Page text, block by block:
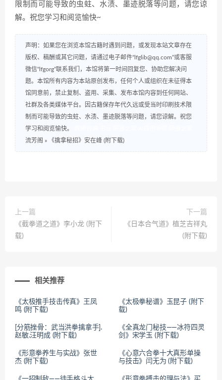
限制而可能导致的虫蛀、水渍、墨迹脱落等问题，请您谅
解。祝您学习和阅览愉快~
声明：如果您在浏览本馆古籍时遇到问题，或发现本站文章存在
版权、稿酬或其它问题，请通过电子邮件“lfglib@qq.com”或客服
微信“lfgorg”联系我们，本馆将第一时间回复您、协助您解决问
题。本馆所有内容为本站原创发布，任何个人或组织在未征得本
馆同意前，禁止复制、盗用、采集、发布本馆内容到任何网站、
社群及各类媒体平台。因古籍保存年代久远或受当时印刷技术限
制而可能导致的虫蛀、水渍、墨迹脱落等问题，请您谅解。祝您
学习和阅览愉快。
流芳阁 » 《擒拿秘招》安在峰 (附下载)
上一篇
《截拳道之道》李小龙 (附下
载)
下一篇
《日本合气道》植芝吉祥丸
(附下载)
相关推荐
《太极推手技击传真》王凤
鸣 (附下载)
《太极拳秘谱》玉昆子 (附下
载)
[分筋挫骨：武当洪拳擒拿手].
赵敏.汪明成 (附下载)
《全真龙门秘技——冰符四灵
剑》宋学玉 (附下载)
《形意拳养生与实战》张世
杰 (附下载)
《心意六合拳十大真形单操
与技击》闫无为 (附下载)